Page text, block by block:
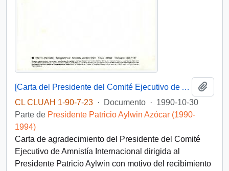
[Carta del Presidente del Comité Ejecutivo de Amnistía Internacional dirigida al Presidente Patricio Aylwin]
CL CLUAH 1-90-7-23 · Documento · 1990-10-30
Parte de Presidente Patricio Aylwin Azócar (1990-
1994)
Carta de agradecimiento del Presidente del Comité
Ejecutivo de Amnistía Internacional dirigida al
Presidente Patricio Aylwin con motivo del recibimiento